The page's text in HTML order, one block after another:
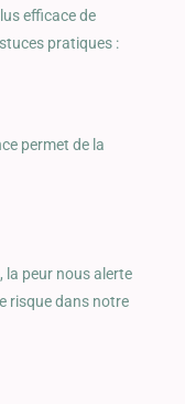
efficace de
pratiques :
permet de la
la peur nous alerte
risque dans notre